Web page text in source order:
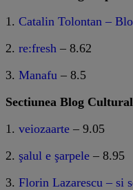
1. Catalin Tolontan –
2. re:fresh – 8.62
3. Manafu – 8.5
Sectiunea Blog
1. veiozaarte – 9.05
2. şalul e şarpele – 8.95
3. Florin Lazarescu – si